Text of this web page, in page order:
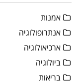
אמנות
אנתרופולוגיה
ארכיאולוגיה
ביולוגיה
בריאות